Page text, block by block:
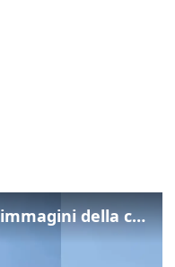
Incendio a Gardaland: le immagini della colonna di fumo